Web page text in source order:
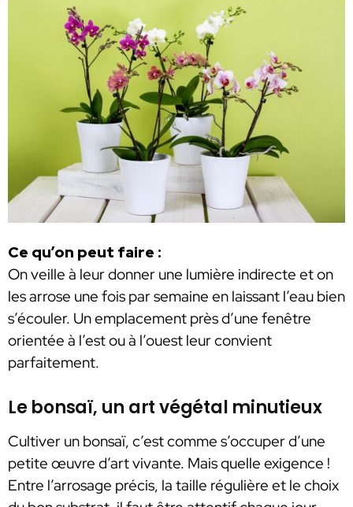
Ce qu’on peut faire :
On veille à leur donner une lumière indirecte et on
les arrose une fois par semaine en laissant l’eau bien
s’écouler. Un emplacement près d’une fenêtre
orientée à l’est ou à l’ouest leur convient
parfaitement.
Le bonsaï, un art végétal minutieux
Cultiver un bonsaï, c’est comme s’occuper d’une
petite œuvre d’art vivante. Mais quelle exigence !
Entre l’arrosage précis, la taille régulière et le choix